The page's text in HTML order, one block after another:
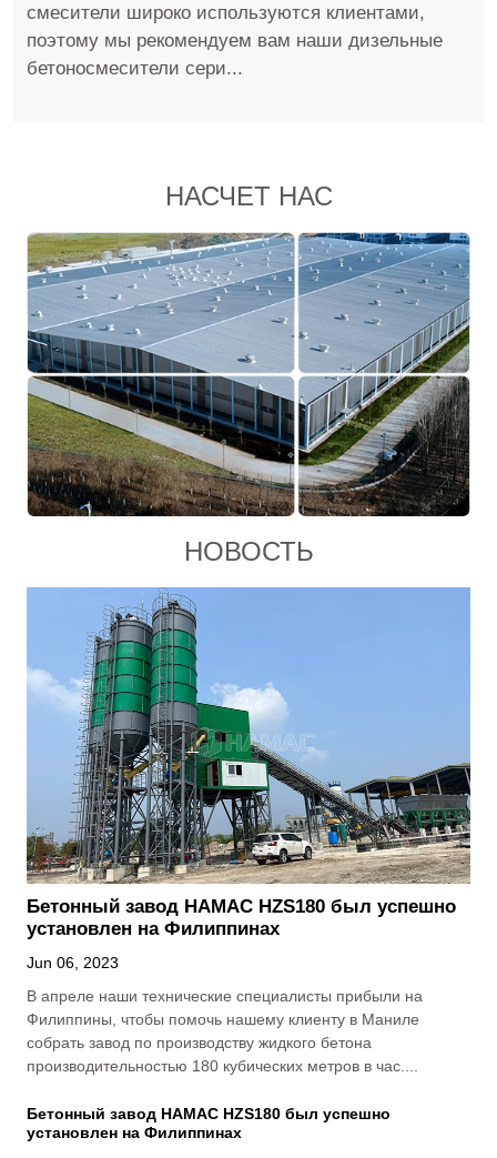
смесители широко используются клиентами,
поэтому мы рекомендуем вам наши дизельные
бетоносмесители сери...
НАСЧЕТ НАС
НОВОСТЬ
Бетонный завод HAMAC HZS180 был успешно
установлен на Филиппинах
Jun 06, 2023
В апреле наши технические специалисты прибыли на
Филиппины, чтобы помочь нашему клиенту в Маниле
собрать завод по производству жидкого бетона
производительностью 180 кубических метров в час....
Бетонный завод HAMAC HZS180 был успешно
установлен на Филиппинах